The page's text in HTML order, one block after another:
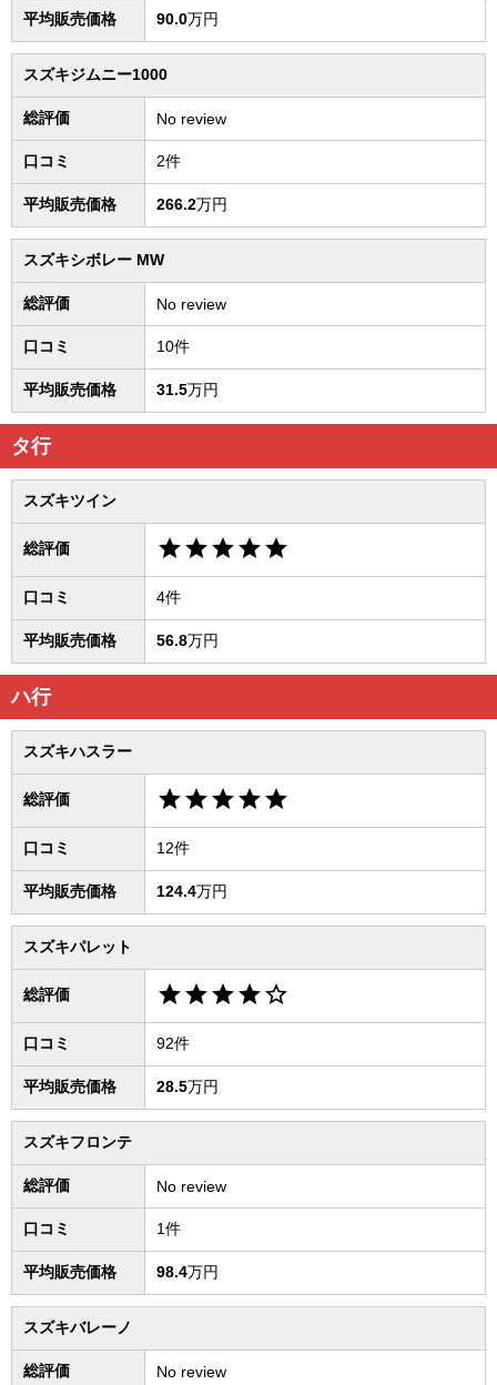
平均販売価格 90.0万円
スズキジムニー1000
総評価 No review
口コミ 2件
平均販売価格 266.2万円
スズキシボレー MW
総評価 No review
口コミ 10件
平均販売価格 31.5万円
タ行
スズキツイン
総評価 starstarstarstarstar
口コミ 4件
平均販売価格 56.8万円
ハ行
スズキハスラー
総評価 starstarstarstarstar
口コミ 12件
平均販売価格 124.4万円
スズキパレット
総評価 starstarstarstarstar_border
口コミ 92件
平均販売価格 28.5万円
スズキフロンテ
総評価 No review
口コミ 1件
平均販売価格 98.4万円
スズキバレーノ
総評価 No review